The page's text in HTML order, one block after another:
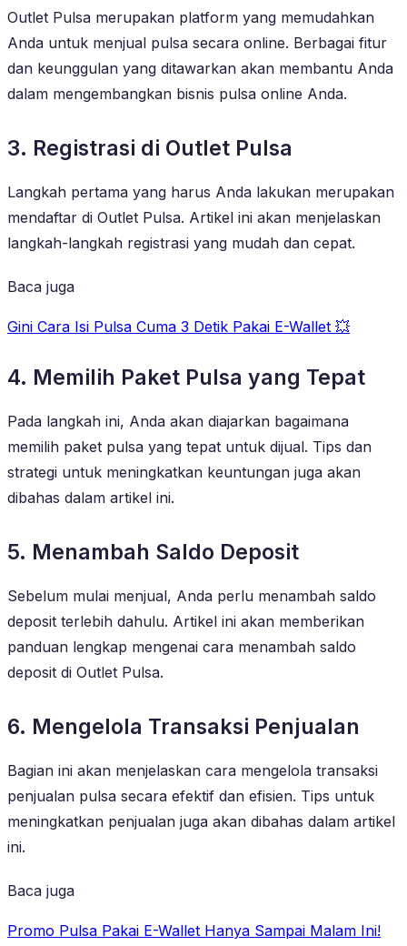
Outlet Pulsa merupakan platform yang memudahkan
Anda untuk menjual pulsa secara online. Berbagai fitur
dan keunggulan yang ditawarkan akan membantu Anda
dalam mengembangkan bisnis pulsa online Anda.
3. Registrasi di Outlet Pulsa
Langkah pertama yang harus Anda lakukan merupakan
mendaftar di Outlet Pulsa. Artikel ini akan menjelaskan
langkah-langkah registrasi yang mudah dan cepat.
Baca juga
Gini Cara Isi Pulsa Cuma 3 Detik Pakai E-Wallet 💥
4. Memilih Paket Pulsa yang Tepat
Pada langkah ini, Anda akan diajarkan bagaimana
memilih paket pulsa yang tepat untuk dijual. Tips dan
strategi untuk meningkatkan keuntungan juga akan
dibahas dalam artikel ini.
5. Menambah Saldo Deposit
Sebelum mulai menjual, Anda perlu menambah saldo
deposit terlebih dahulu. Artikel ini akan memberikan
panduan lengkap mengenai cara menambah saldo
deposit di Outlet Pulsa.
6. Mengelola Transaksi Penjualan
Bagian ini akan menjelaskan cara mengelola transaksi
penjualan pulsa secara efektif dan efisien. Tips untuk
meningkatkan penjualan juga akan dibahas dalam artikel
ini.
Baca juga
Promo Pulsa Pakai E-Wallet Hanya Sampai Malam Ini!